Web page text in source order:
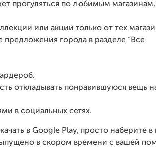
прогуляться по любимым магазинам,
или акции только от тех
города в разделе “Все
откладывать понравившуюся вещь
в социальных сетях.
в Google Play, просто наберите в
в скором времени с вашей